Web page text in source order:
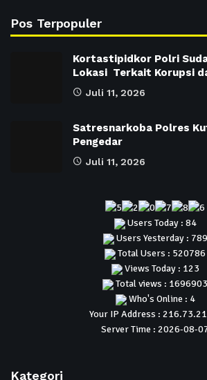
Pos Terpopuler
Kortastipidkor Polri
Lokasi Terkait Korupsi
Juli 11, 2026
Satresnarkoba Polres
Pengedar
Juli 11, 2026
Users Today : 84
Users Yesterday : 789
Total Users : 520786
Views Today : 123
Total views : 1696903
Who's Online : 4
Your IP Address :
Server Time : 2026-08-
Kategori